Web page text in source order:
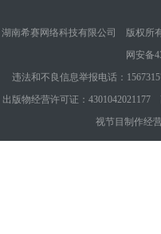
湖南希赛网络科技有限公司 版权
网安备
违法和不良信息举报电话：
出版物经营许可证：
视节目制作经